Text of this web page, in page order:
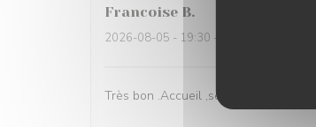
Francoise B
2026-08-05 - 19:30 - Couverts 2
Très bon .Accueil ,service de qualité.